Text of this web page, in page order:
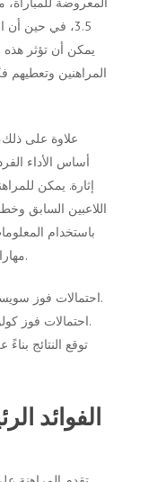
يمكن أن تؤثر هذه
المراهنين
علاوة على
أساس الأداء
إثارة. يمكن
اللاعبين السابق
باستخدام
مهاراتهم والوصول إلى قرارات مدروسة.
احتمالات فوز سويسرا 3.5 تعني فرص جيدة للربح.
احتمالات فوز كولومبيا 2.2 تعكس قوة المنافسة.
توقع النتائج
الفوائد